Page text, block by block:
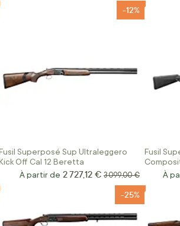
Superposé Sup Ultraleggero
Off Cal 12 Beretta
-12%
À partir de 2 727,12 € Prix normal
3 099,00 €
Fusil
À
-25%